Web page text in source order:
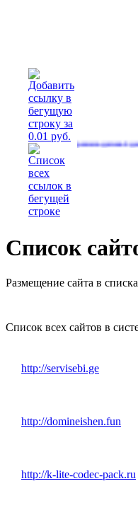
Расширение делает деньги(556)
Список
Размещение сайта в
Список всех сайтов в
http://servisebi.ge
http://domineishen.fun
http://k-lite-codec-pack.ru